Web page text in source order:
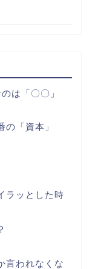
は「〇〇」
の「資本」
ラッとした時
言われなくな